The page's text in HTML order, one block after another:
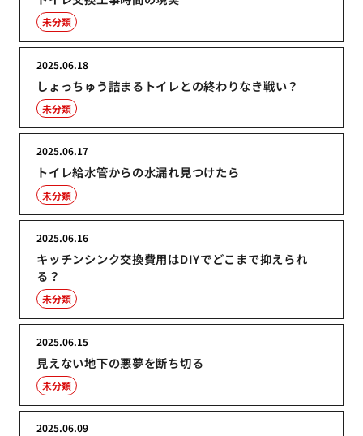
未分類
しょっちゅう詰まるトイレとの終わりなき戦い？
2025.06.18
未分類
トイレ給水管からの水漏れ見つけたら
2025.06.17
未分類
キッチンシンク交換費用はDIYでどこまで抑えられ
る？
2025.06.16
未分類
見えない地下の悪夢を断ち切る
2025.06.15
未分類
2025.06.09